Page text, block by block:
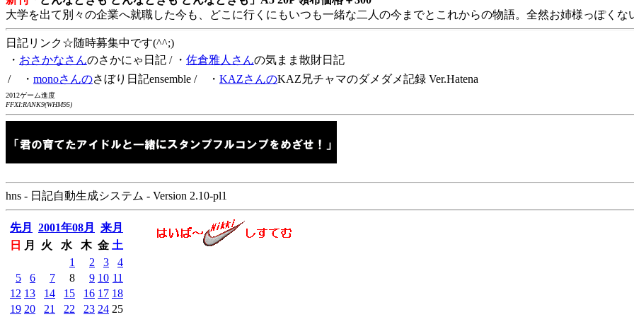
大学を出て別々の企業へ就職した今も、どこに行くにもいつも一緒な二人の今までとこれからの物語。全然お姉様っぽくな
日記リンク☆随時募集中です(^^;)
・ おさかなさんのさかにゃ日記 / ・ 佐倉雅人さんの気まま散財日記
/ ・ monoさんのさぼり日記ensemble / ・ KAZさんのKAZ兄チャマのダメダメ記録 Ver.Hatena
2012ゲーム進度
FFXI:RANK9(WHM95)
hns - 日記自動生成システム - Version 2.10-pl1
先月 2001年08月
来月
日
月 火 水 木 金 土
1
2 3
4
5
6 7 8 9 10 11
12 13 14 15 16 17 18
19 20 21 22 23 24 25